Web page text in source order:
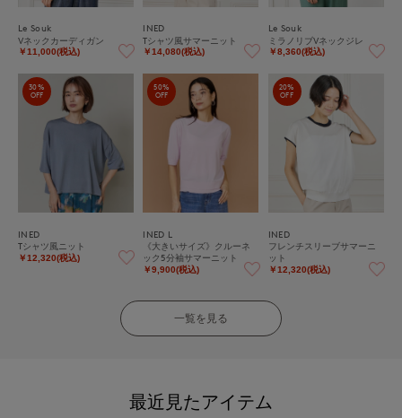
Le Souk
Vネックカーディガン
￥11,000(税込)
INED
Tシャツ風サマーニット
￥14,080(税込)
Le Souk
ミラノリブVネックジレ
￥8,360(税込)
30%
OFF
INED
Tシャツ風ニット
￥12,320(税込)
50%
OFF
INED L
《大きいサイズ》クルーネ
ック5分袖サマーニット
￥9,900(税込)
20%
OFF
INED
フレンチスリーブサマーニ
ット
￥12,320(税込)
一覧を見る
最近見たアイテム